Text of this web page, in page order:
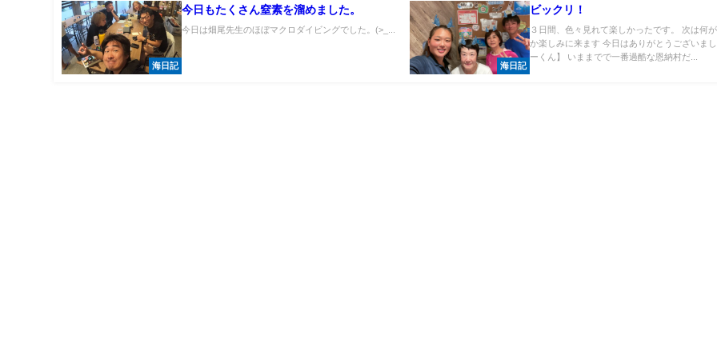
海日記
今日もたくさん窒素を溜めました。
今日は畑尾先生のほぼマクロダイビングでした。(>_...
海日記
ビックリ！
３日間、色々見れて楽しかったです。 次は何
か楽しみに来ます 今日はありがとうございまし
ーくん】 いままでで一番過酷な恩納村だ...